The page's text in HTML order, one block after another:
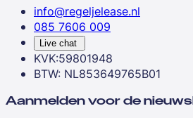
info@regeljelease.nl
085 7606 009
Live chat
KVK:59801948
BTW: NL853649765B01
Aanmelden voor de